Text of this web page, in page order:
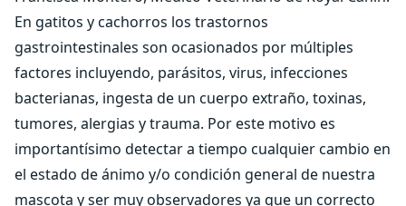
En gatitos y cachorros los trastornos
gastrointestinales son ocasionados por múltiples
factores incluyendo, parásitos, virus, infecciones
bacterianas, ingesta de un cuerpo extraño, toxinas,
tumores, alergias y trauma. Por este motivo es
importantísimo detectar a tiempo cualquier cambio en
el estado de ánimo y/o condición general de nuestra
mascota y ser muy observadores ya que un correcto